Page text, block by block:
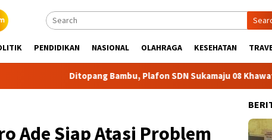
PENDIDIKAN NASIONAL OLAHRAGA KESEHATAN
Ditopang Bambu, Plafon SDN Sukamaju 08 Khawatir Ambruk
Ade Siap Atasi Problem